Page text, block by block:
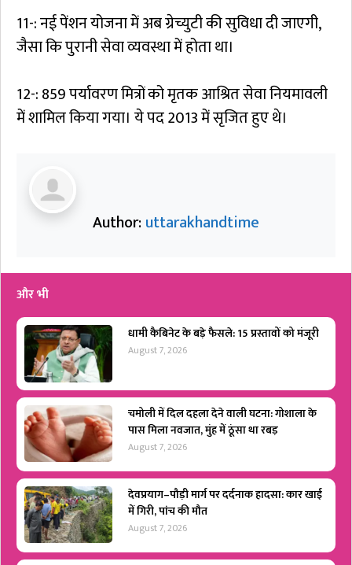
11-: नई पेंशन योजना में अब ग्रेच्युटी की सुविधा दी जाएगी,
जैसा कि पुरानी सेवा व्यवस्था में होता था।
12-: 859 पर्यावरण मित्रों को मृतक आश्रित सेवा नियमावली
में शामिल किया गया। ये पद 2013 में सृजित हुए थे।
Author:uttarakhandtime
और भी
धामी कैबिनेट के बड़े फैसले: 15 प्रस्तावों को मंजूरी
August 7, 2026
चमोली में दिल दहला देने वाली घटना: गोशाला के
पास मिला नवजात, मुंह में ठूंसा था रबड़
August 7, 2026
देवप्रयाग–पौड़ी मार्ग पर दर्दनाक हादसा: कार खाई
में गिरी, पांच की मौत
August 7, 2026